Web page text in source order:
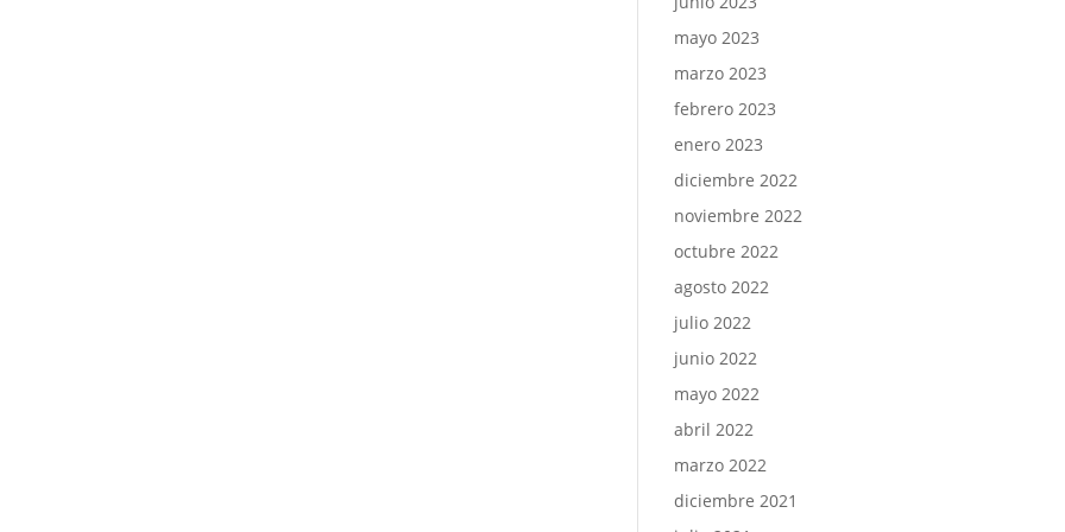
mayo 2023
marzo 2023
febrero 2023
enero 2023
diciembre 2022
noviembre 2022
octubre 2022
agosto 2022
julio 2022
junio 2022
mayo 2022
abril 2022
marzo 2022
diciembre 2021